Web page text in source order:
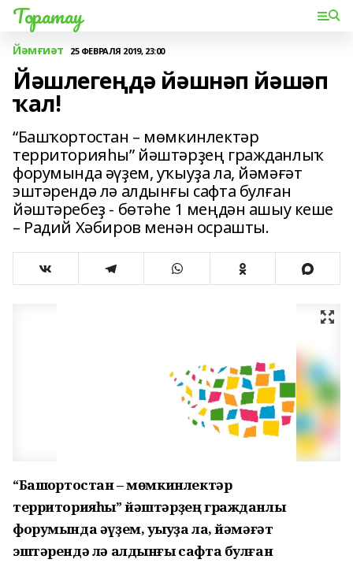
Торатау
Йәмғиәт 25 ФЕВРАЛЯ 2019, 23:00
Йәшлегеңдә йәшнәп йәшәп
ҡал!
“Башҡортостан – мөмкинлектәр
территорияһы” йәштәрҙең гражданлыҡ
форумында әүҙем, уҡыуҙа ла, йәмәғәт
эштәрендә лә алдынғы сафта булған
йәштәребеҙ - бөтәһе 1 меңдән ашыу кеше
– Радий Хәбиров менән осрашты.
“Башҡортостан – мөмкинлектәр
территорияһы” йәштәрҙең гражданлыҡ
форумында әүҙем, уҡыуҙа ла, йәмәғәт
эштәрендә лә алдынғы сафта булған